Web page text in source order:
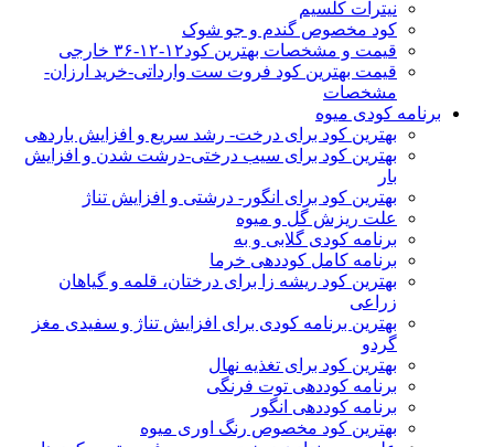
نیترات کلسیم
کود مخصوص گندم و جو شوک
قیمت و مشخصات بهترین کود۱۲-۱۲-۳۶ خارجی
قیمت بهترین کود فروت ست وارداتی-خرید ارزان-
مشخصات
برنامه کودی میوه
بهترین کود برای درخت- رشد سریع و افزایش باردهی
بهترین کود برای سیب درختی-درشت شدن و افزایش
بار
بهترین کود برای انگور- درشتی و افزایش تناژ
علت ریزش گل و میوه
برنامه کودی گلابی و به
برنامه کامل کوددهی خرما
بهترین کود ریشه زا برای درختان، قلمه و گیاهان
زراعی
بهترین برنامه کودی برای افزایش تناژ و سفیدی مغز
گردو
بهترین کود برای تغذیه نهال
برنامه کوددهی توت فرنگی
برنامه کوددهی انگور
بهترین کود مخصوص رنگ اوری میوه